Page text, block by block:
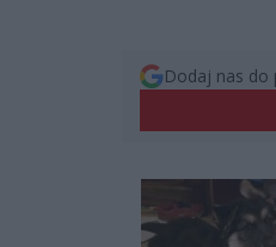
Dodaj nas do